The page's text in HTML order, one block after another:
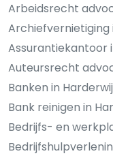
Arbeidsrecht
Archiefvernietiging
Assurantiekantoor
Auteursrecht
Banken in
Bank reinigen in
Bedrijfs- en